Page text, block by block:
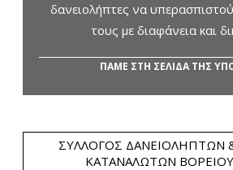
δανειολήπτες να
τους με διαφάνεια και
ΠΑΜΕ ΣΤΗ ΣΕΛΙΔΑ ΤΗΣ
ΣΎΛΛΟΓΟΣ ΔΑΝΕΙΟΛΗΠΤΏΝ
ΚΑΤΑΝΑΛΩΤΏΝ